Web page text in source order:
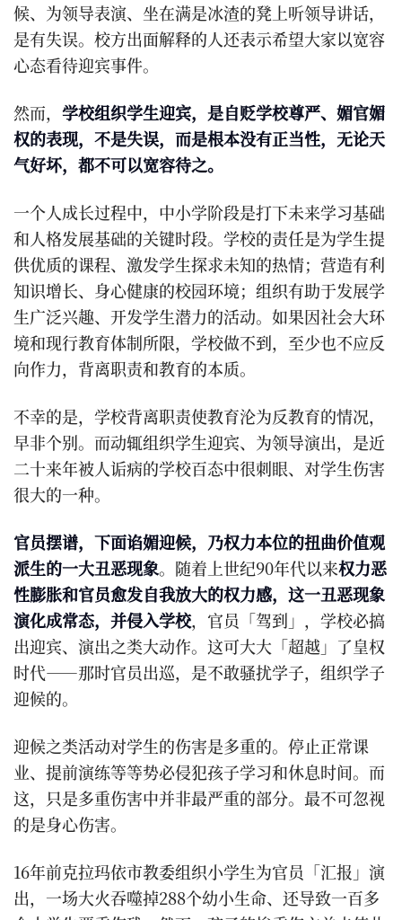
候、为领导表演、坐在满是冰渣的凳上听领导讲话，
是有失误。校方出面解释的人还表示希望大家以宽容
心态看待迎宾事件。
然而， 学校组织学生迎宾，是自贬学校尊严、媚官媚
权的表现，不是失误，而是根本没有正当性，无论天
气好坏，都不可以宽容待之。
一个人成长过程中，中小学阶段是打下未来学习基础
和人格发展基础的关键时段。学校的责任是为学生提
供优质的课程、激发学生探求未知的热情；营造有利
知识增长、身心健康的校园环境；组织有助于发展学
生广泛兴趣、开发学生潜力的活动。如果因社会大环
境和现行教育体制所限，学校做不到，至少也不应反
向作力，背离职责和教育的本质。
不幸的是，学校背离职责使教育沦为反教育的情况，
早非个别。而动辄组织学生迎宾、为领导演出，是近
二十来年被人诟病的学校百态中很刺眼、对学生伤害
很大的一种。
官员摆谱，下面谄媚迎候，乃权力本位的扭曲价值观
派生的一大丑恶现象。随着上世纪90年代以来权力恶
性膨胀和官员愈发自我放大的权力感，这一丑恶现象
演化成常态，并侵入学校，官员「驾到」，学校必搞
出迎宾、演出之类大动作。这可大大「超越」了皇权
时代——那时官员出巡，是不敢骚扰学子，组织学子
迎候的。
迎候之类活动对学生的伤害是多重的。停止正常课
业、提前演练等等势必侵犯孩子学习和休息时间。而
这，只是多重伤害中并非最严重的部分。最不可忽视
的是身心伤害。
16年前克拉玛依市教委组织小学生为官员「汇报」演
出，一场大火吞噬掉288个幼小生命、还导致一百多